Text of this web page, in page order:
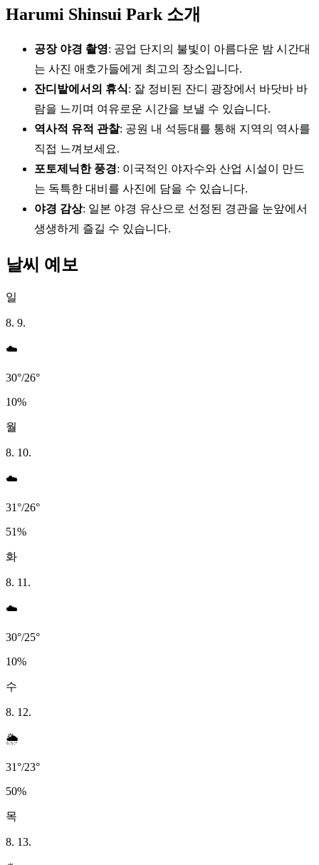
Harumi Shinsui Park 소개
공장 야경 촬영: 공업 단지의 불빛이 아름다운 밤 시간대
는 사진 애호가들에게 최고의 장소입니다.
잔디밭에서의 휴식: 잘 정비된 잔디 광장에서 바닷바 바
람을 느끼며 여유로운 시간을 보낼 수 있습니다.
역사적 유적 관찰: 공원 내 석등대를 통해 지역의 역사를
직접 느껴보세요.
포토제닉한 풍경: 이국적인 야자수와 산업 시설이 만드
는 독특한 대비를 사진에 담을 수 있습니다.
야경 감상: 일본 야경 유산으로 선정된 경관을 눈앞에서
생생하게 즐길 수 있습니다.
날씨 예보
일
8. 9.
☁️
30°/26°
10%
월
8. 10.
☁️
31°/26°
51%
화
8. 11.
☁️
30°/25°
10%
수
8. 12.
🌦️
31°/23°
50%
목
8. 13.